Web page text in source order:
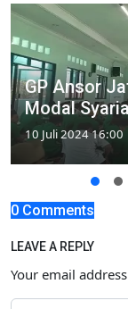
GP Ansor
Modal
10 Juli 2024 16:00
0 Comments
LEAVE A REPLY
Your email